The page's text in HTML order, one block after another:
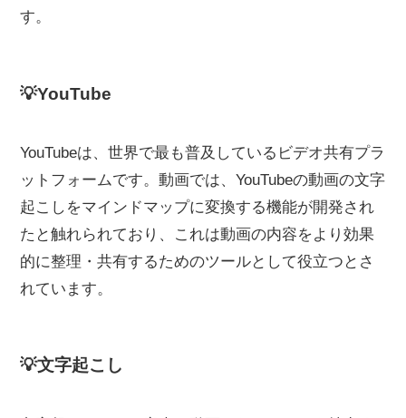
す。
💡YouTube
YouTubeは、世界で最も普及しているビデオ共有プラ
ットフォームです。動画では、YouTubeの動画の文字
起こしをマインドマップに変換する機能が開発され
たと触れられており、これは動画の内容をより効果
的に整理・共有するためのツールとして役立つとさ
れています。
💡文字起こし